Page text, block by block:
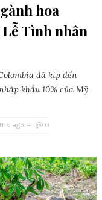
hoa
Tình nhân
đã kịp đến
khẩu 10% của Mỹ
ago 0